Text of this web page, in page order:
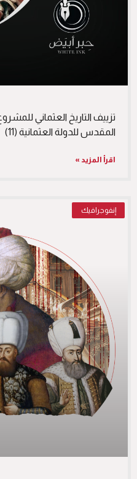
تزييف التاريخ العثماني
المقدس للدولة العثمانية (11)
اقرأ المزيد »
إنفوجرافيك